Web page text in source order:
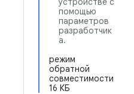
помощью
параметров
разработчик
а.
режим
обратной
совместимости
16 КБ